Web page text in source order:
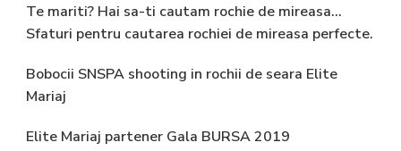
Te mariti? Hai sa-ti cautam rochie de mireasa…
Sfaturi pentru cautarea rochiei de mireasa perfecte.
Bobocii SNSPA shooting in rochii de seara Elite
Mariaj
Elite Mariaj partener Gala BURSA 2019